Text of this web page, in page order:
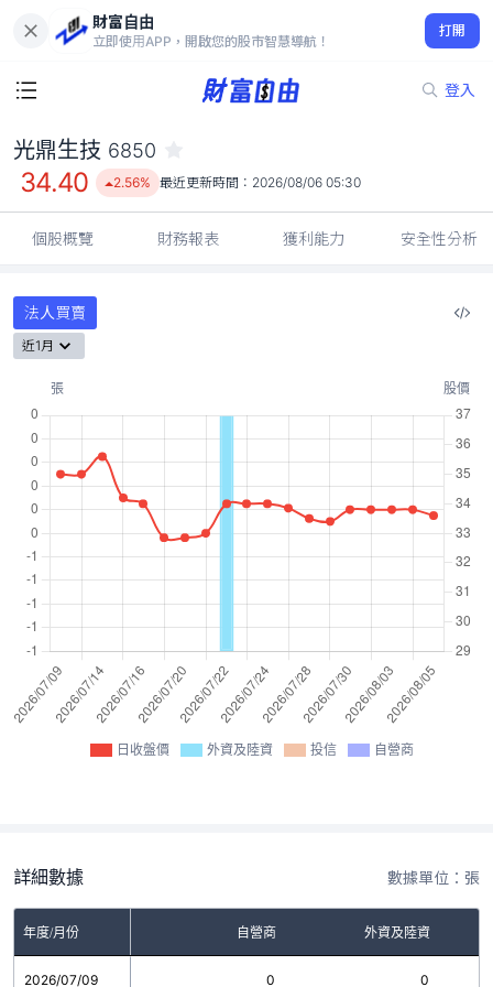
財富自由
立即使用APP，開啟您的股市智慧導航！
打開
登入
34.40
2.56%
光鼎生技 6850
34.40 2.56% 最近更新時間： 2026/08/06 05:30
個股概覽 財務報表 獲利能力 安全性分析
法人買賣
近1月
日收盤價 外資及陸資 投信 自營商
詳細數據 數據單位：張
年度/月份 自營商 外資及陸資
2026/07/09 0 0